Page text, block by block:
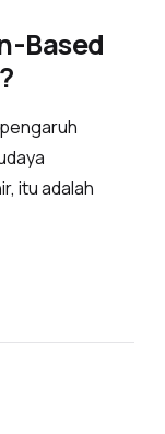
Based
itu adalah